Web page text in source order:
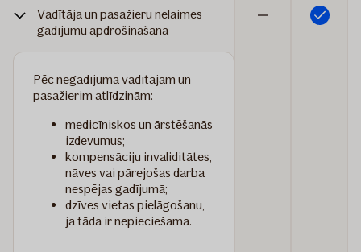
Vadītāja un pasažieru nelaimes
gadījumu apdrošināšana
Pēc negadījuma vadītājam un
pasažierim atlīdzinām:
medicīniskos un ārstēšanās
izdevumus;
kompensāciju invaliditātes,
nāves vai pārejošas darba
nespējas gadījumā;
dzīves vietas pielāgošanu,
ja tāda ir nepieciešama.
Iekļauts